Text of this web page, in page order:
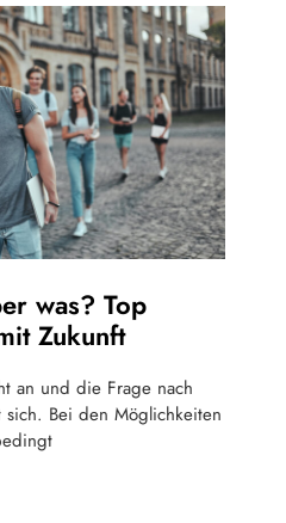
was? Top
Zukunft
an und die Frage nach
Bei den Möglichkeiten